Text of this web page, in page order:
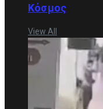
Κόσμος
View All